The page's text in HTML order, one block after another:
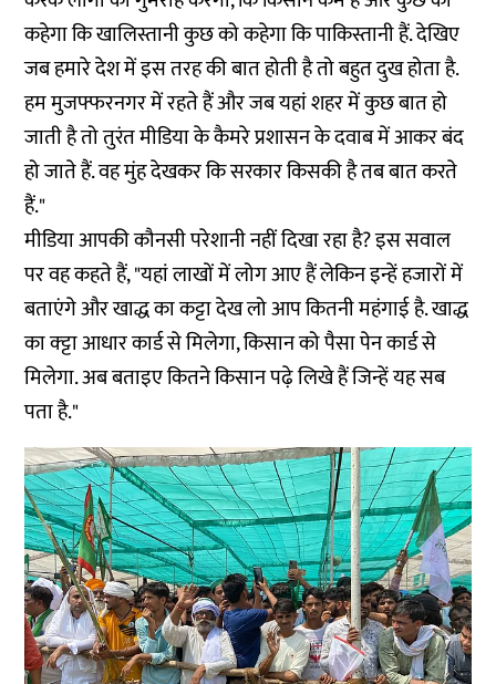
कहेगा कि खालिस्तानी कुछ को कहेगा कि पाकिस्तानी हैं. देखिए
जब हमारे देश में इस तरह की बात होती है तो बहुत दुख होता है.
हम मुजफ्फरनगर में रहते हैं और जब यहां शहर में कुछ बात हो
जाती है तो तुरंत मीडिया के कैमरे प्रशासन के दवाब में आकर बंद
हो जाते हैं. वह मुंह देखकर कि सरकार किसकी है तब बात करते
हैं."
मीडिया आपकी कौनसी परेशानी नहीं दिखा रहा है? इस सवाल
पर वह कहते हैं, "यहां लाखों में लोग आए हैं लेकिन इन्हें हजारों में
बताएंगे और खाद्ध का कट्टा देख लो आप कितनी महंगाई है. खाद्ध
का क्ट्टा आधार कार्ड से मिलेगा, किसान को पैसा पेन कार्ड से
मिलेगा. अब बताइए कितने किसान पढ़े लिखे हैं जिन्हें यह सब
पता है."